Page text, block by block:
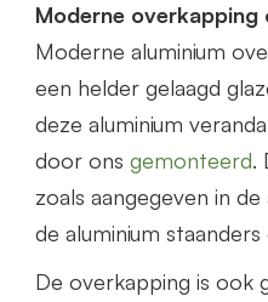
Moderne overkapping
Moderne aluminium
een helder gelaagd
deze aluminium
door ons gemonteerd.
zoals aangegeven in
de aluminium
De overkapping is ook